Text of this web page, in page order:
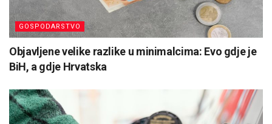
GOSPODARSTVO
Objavljene velike razlike u minimalcima: Evo gdje je
BiH, a gdje Hrvatska